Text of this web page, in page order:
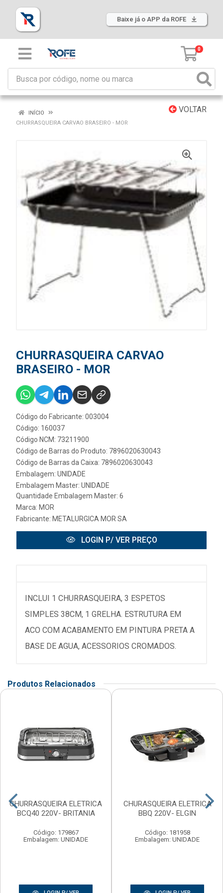
Baixe já o APP da ROFE
0
VOLTAR
INÍCIO
CHURRASQUEIRA CARVAO BRASEIRO - MOR
CHURRASQUEIRA CARVAO
BRASEIRO - MOR
Código do Fabricante: 003004
Código: 160037
Código NCM: 73211900
Código de Barras do Produto: 7896020630043
Código de Barras da Caixa: 7896020630043
Embalagem: UNIDADE
Embalagem Master: UNIDADE
Quantidade Embalagem Master: 6
Marca: MOR
Fabricante: METALURGICA MOR SA
LOGIN P/ VER PREÇO
INCLUI 1 CHURRASQUEIRA, 3 ESPETOS
SIMPLES 38CM, 1 GRELHA. ESTRUTURA EM
ACO COM ACABAMENTO EM PINTURA PRETA A
BASE DE AGUA, ACESSORIOS CROMADOS.
Produtos Relacionados
CHURRASQUEIRA ELETRICA
BCQ40 220V- BRITANIA
Código: 179867
Embalagem: UNIDADE
CHURASQUEIRA ELETRICA
BBQ 220V- ELGIN
Código: 181958
Embalagem: UNIDADE